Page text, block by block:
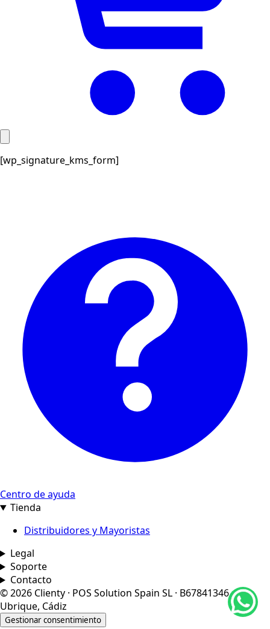
al
[wp_signature_kms_form]
Centro de ayuda
Tienda
Distribuidores y Mayoristas
Legal
Soporte
Contacto
© 2026 Clienty · POS Solution Spain SL · B67841346 ·
Ubrique, Cádiz
Gestionar consentimiento